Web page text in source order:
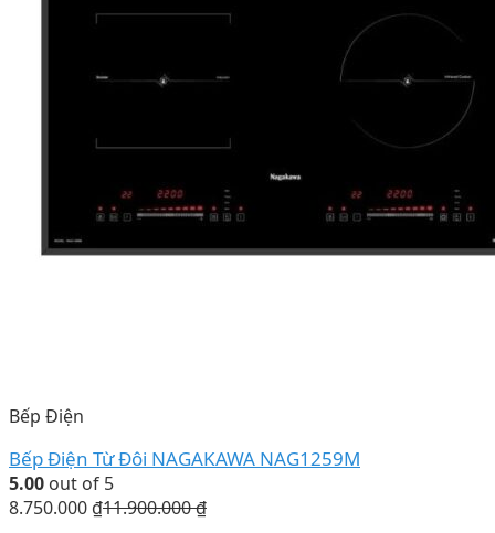
Bếp Điện
Bếp Điện Từ Đôi NAGAKAWA NAG1259M
5.00 out of 5
8.750.000 ₫11.900.000₫